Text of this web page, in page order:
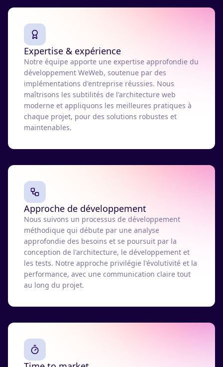
Expertise & expérience
Notre équipe apporte une expertise approfondie du
développement WeWeb, soutenue par des
implémentations d'entreprise réussies. Nous
maîtrisons les subtilités de l'architecture web
moderne et appliquons les meilleures pratiques à
chaque projet, pour des solutions robustes et
maintenables.
Approche de développement
Nous suivons un processus de développement
méthodique qui débute par une analyse
approfondie des besoins et se poursuit par la
conception de l'architecture, le développement et
les tests. Notre approche privilégie l'évolutivité et la
performance, avec une communication claire tout
au long du projet.